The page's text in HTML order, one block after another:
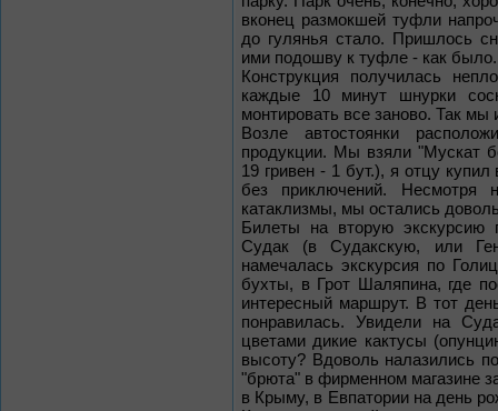
вконец размокшей туфли
до гулянья стало. Пришлось
ими подошву к туфле - как было.
Конструкция получилась
каждые 10 минут шнурки
монтировать все заново. Так
Возле автостоянки
продукции. Мы взяли "Мускат
19 гривен - 1 бут.), я отцу
без приключений.
катаклизмы, мы остались
Билеты на вторую экскурсию
Судак (в Судакскую, или
намечалась экскурсия по
бухты, в Грот Шаляпина, где
интересный маршрут. В тот
понравилась. Увидели на
цветами дикие кактусы
высоту? Вдоволь налазились
"брюта" в фирменном магазине
в Крыму, в Евпатории на день